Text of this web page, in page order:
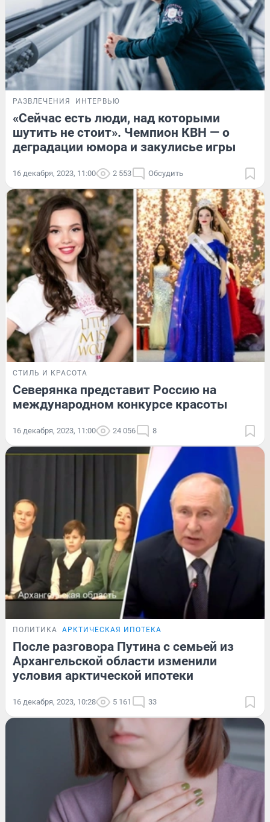
РАЗВЛЕЧЕНИЯ ИНТЕРВЬЮ
«Сейчас есть люди, над которыми
шутить не стоит». Чемпион КВН — о
деградации юмора и закулисье игры
16 декабря, 2023, 11:00 2 553 Обсудить
СТИЛЬ И КРАСОТА
Северянка представит Россию на
международном конкурсе красоты
16 декабря, 2023, 11:00 24 056 8
ПОЛИТИКА АРКТИЧЕСКАЯ ИПОТЕКА
После разговора Путина с семьей из
Архангельской области изменили
условия арктической ипотеки
16 декабря, 2023, 10:28 5 161 33